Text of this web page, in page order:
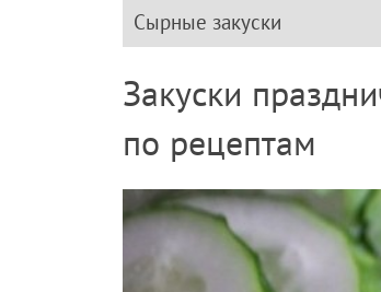
Сырные закуски
Закуски
по рецептам